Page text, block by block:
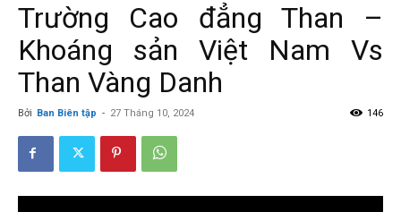
đẳng
Trường Cao đẳng Than –
Khoáng sản Việt Nam Vs
Than Vàng Danh
Bởi Ban Biên tập - 27 Tháng 10, 2024 146